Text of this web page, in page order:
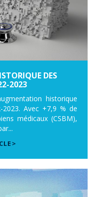
DES
2023
historique
Avec +7,9 % de
médicaux (CSBM),